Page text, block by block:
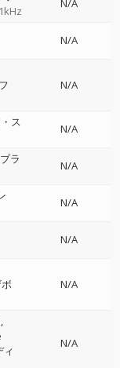
N/A
N/A
N/A
ス
N/A
ラ
N/A
N/A
N/A
N/A
ィ
N/A